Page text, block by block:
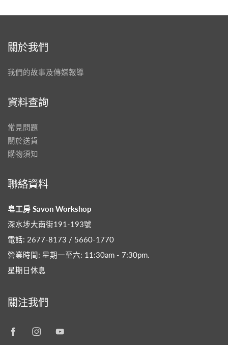
關於我們
我們的故事及傳媒報導
資料查詢
常見問題
關於送貨
購物須知
聯絡資料
皂工房 Savon Workshop
深水埗大南街191-193號
電話: 2677-8173 / 5660-1770
營業時間: 星期一至六: 11:30am - 7:30pm​.
星期日休息
關注我們